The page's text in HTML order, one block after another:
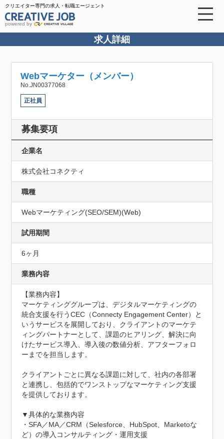
クリエイター専門の求人・転職エージェント
powered by
求人詳細
Webマーケター（メンバー）
No.JN00377068
正社員
募集要項
企業名
株式会社コネクティ
職種
Webマーケティング(SEO/SEM)(Web)
試用期間
6ヶ月
業務内容
【業務内容】
マーケティンググループは、デジタルマーケティングの
統合支援を行うCEC（Connecty Engagement Center）と
いうサービスを展開しており、クライアントのマーケテ
ィングパートナーとして、課題のヒアリング、解決に向
けたサービス導入、導入後の数値分析、アフターフォロ
ーまでを担当します。
クライアントごとに異なる課題に対して、社内の各部署
と連携し、包括的でワンストップなマーケティング支援
を提供しております。
▼具体的な業務内容
・SFA／MA／CRM（Selesforce、HubSpot、Marketoな
ど）の導入コンサルティング・運用支援